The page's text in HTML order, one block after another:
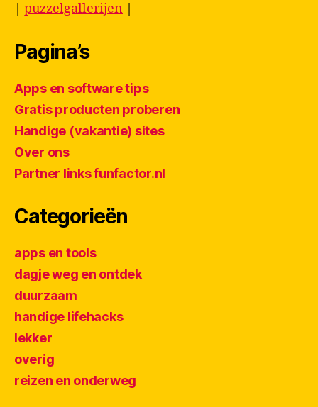
puzzelgallerijen
Pagina’s
Apps en software tips
Gratis producten proberen
Handige (vakantie) sites
Over ons
Partner links funfactor.nl
Categorieën
apps en tools
dagje weg en ontdek
duurzaam
handige lifehacks
lekker
overig
reizen en onderweg